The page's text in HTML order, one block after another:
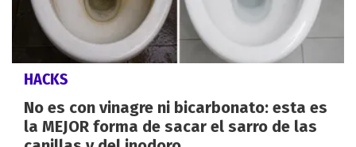
HACKS
No es con vinagre ni bicarbonato: esta es
la MEJOR forma de sacar el sarro de las